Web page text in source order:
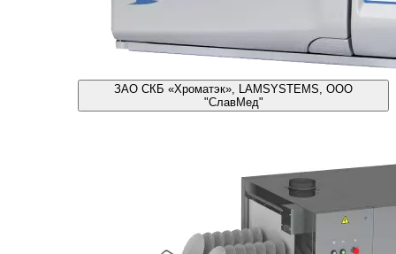
ЗАО СКБ «Хроматэк», LAMSYSTEMS, ООО
"СлавМед"